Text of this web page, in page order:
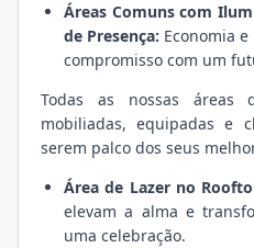
Áreas Comuns com
de Presença: Economia
compromisso com um
Todas as nossas áreas
mobiliadas, equipadas e
serem palco dos seus
Área de Lazer no
elevam a alma e
uma celebração.